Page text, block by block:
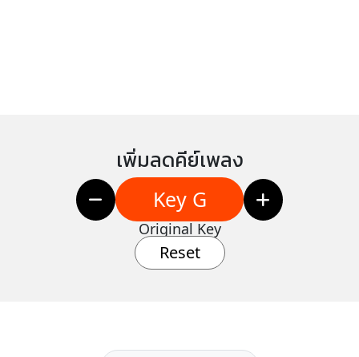
เพิ่มลดคีย์เพลง
Key G
Original Key
Reset